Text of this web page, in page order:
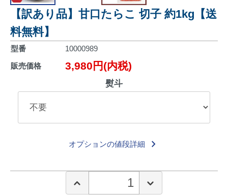
【訳あり品】甘口たらこ 切子 約1kg【送
料無料】
型番
10000989
販売価格
3,980円(内税)
熨斗
オプションの値段詳細 keyboard_arrow_right